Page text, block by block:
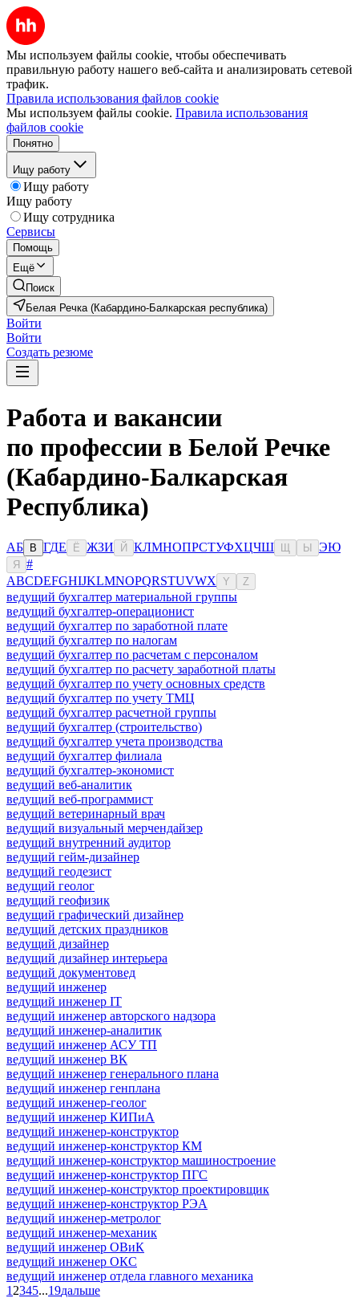
Мы используем файлы cookie, чтобы обеспечивать
правильную работу нашего веб-сайта и анализировать сетевой
трафик.
Правила использования файлов cookie
Мы используем файлы cookie. Правила использования
файлов cookie
Понятно
Ищу работу
Ищу работу
Ищу работу
Ищу сотрудника
Сервисы
Помощь
Ещё
Поиск
Белая Речка (Кабардино-Балкарская республика)
Войти
Войти
Создать резюме
Работа и вакансии
по профессии в Белой Речке
(Кабардино-Балкарская
Республика)
АБ В ГДЕ Ё ЖЗИ Й КЛМНОПРСТУФХЦЧШ Ы ЭЮ
Я
#
ABCDEFGHIJKLMNOPQRSTUVWX Y Z
ведущий бухгалтер материальной группы
ведущий бухгалтер-операционист
ведущий бухгалтер по заработной плате
ведущий бухгалтер по налогам
ведущий бухгалтер по расчетам с персоналом
ведущий бухгалтер по расчету заработной платы
ведущий бухгалтер по учету основных средств
ведущий бухгалтер по учету ТМЦ
ведущий бухгалтер расчетной группы
ведущий бухгалтер (строительство)
ведущий бухгалтер учета производства
ведущий бухгалтер филиала
ведущий бухгалтер-экономист
ведущий веб-аналитик
ведущий веб-программист
ведущий ветеринарный врач
ведущий визуальный мерчендайзер
ведущий внутренний аудитор
ведущий гейм-дизайнер
ведущий геодезист
ведущий геолог
ведущий геофизик
ведущий графический дизайнер
ведущий детских праздников
ведущий дизайнер
ведущий дизайнер интерьера
ведущий документовед
ведущий инженер
ведущий инженер IT
ведущий инженер авторского надзора
ведущий инженер-аналитик
ведущий инженер АСУ ТП
ведущий инженер ВК
ведущий инженер генерального плана
ведущий инженер генплана
ведущий инженер-геолог
ведущий инженер КИПиА
ведущий инженер-конструктор
ведущий инженер-конструктор КМ
ведущий инженер-конструктор машиностроение
ведущий инженер-конструктор ПГС
ведущий инженер-конструктор проектировщик
ведущий инженер-конструктор РЭА
ведущий инженер-метролог
ведущий инженер-механик
ведущий инженер ОВиК
ведущий инженер ОКС
ведущий инженер отдела главного механика
1 2345...19дальше